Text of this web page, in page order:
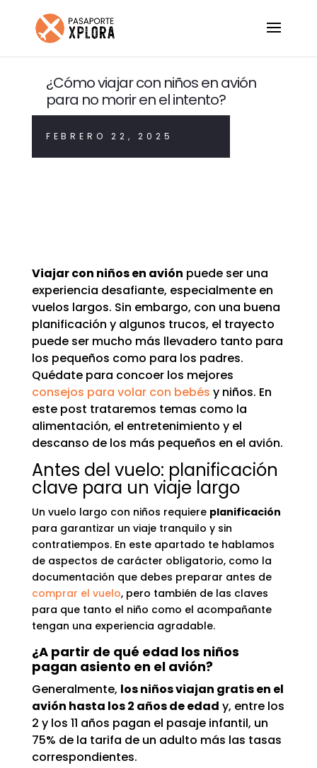
¿Cómo viajar con niños en avión
para no morir en el intento?
FEBRERO 22, 2025
Viajar con niños en avión puede ser una
experiencia desafiante, especialmente en
vuelos largos. Sin embargo, con una buena
planificación y algunos trucos, el trayecto
puede ser mucho más llevadero tanto para
los pequeños como para los padres.
Quédate para concoer los mejores
consejos para volar con bebés y niños. En
este post trataremos temas como la
alimentación, el entretenimiento y el
descanso de los más pequeños en el avión.
Antes del vuelo: planificación
clave para un viaje largo
Un vuelo largo con niños requiere planificación
para garantizar un viaje tranquilo y sin
contratiempos. En este apartado te hablamos
de aspectos de carácter obligatorio, como la
documentación que debes preparar antes de
comprar el vuelo, pero también de las claves
para que tanto el niño como el acompañante
tengan una experiencia agradable.
¿A partir de qué edad los niños
pagan asiento en el avión?
Generalmente, los niños viajan gratis en el
avión hasta los 2 años de edad y, entre los
2 y los 11 años pagan el pasaje infantil, un
75% de la tarifa de un adulto más las tasas
correspondientes.